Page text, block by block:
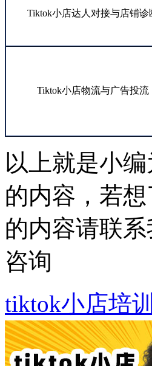
Tiktok小店达人对接与店铺诊
Tiktok小店物流与广告投流
以上就是小
的内容，若
的内容请联系
咨询
tiktok小店培